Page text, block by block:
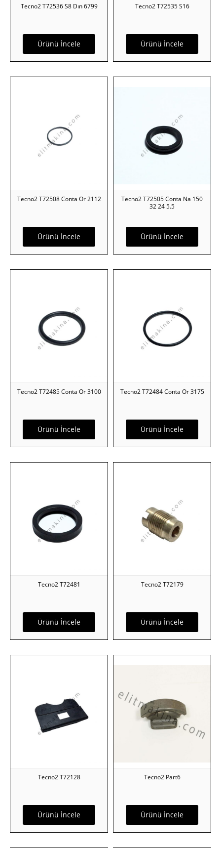
Ürünü İncele
Tecno2 T72536 S8 Dın 6799
Ürünü İncele
Tecno2 T72535 S16
Ürünü İncele
Tecno2 T72508 Conta Or 2112
Ürünü İncele
Tecno2 T72505 Conta Na 150
32 24 5.5
Ürünü İncele
Tecno2 T72485 Conta Or 3100
Ürünü İncele
Tecno2 T72484 Conta Or 3175
Ürünü İncele
Tecno2 T72481
Ürünü İncele
Tecno2 T72179
Ürünü İncele
Tecno2 T72128
Ürünü İncele
Tecno2 Part6